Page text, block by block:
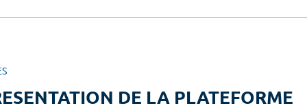
DE LA PLATEFORME